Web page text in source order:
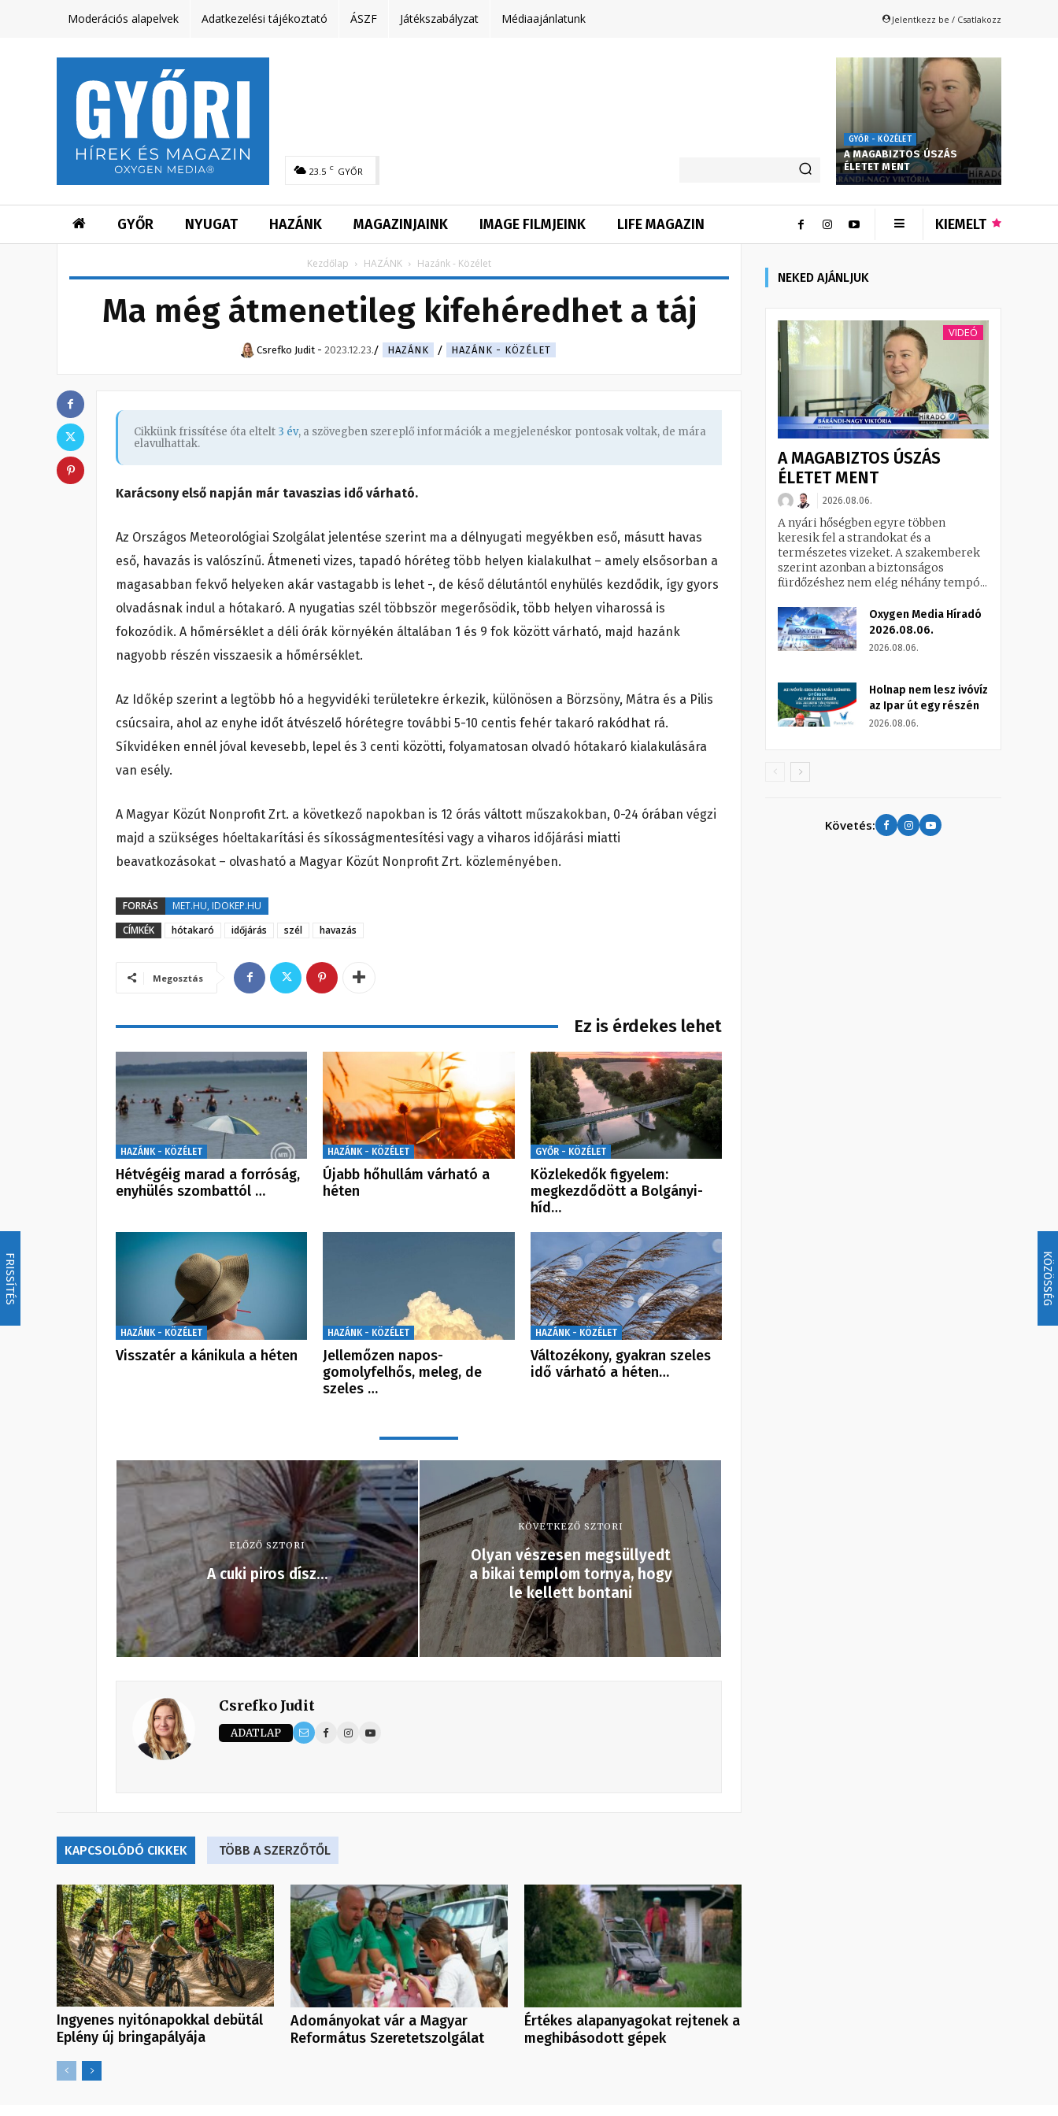
FRISSÍTÉS KÖZÖSSÉG
Moderációs alapelvek Adatkezelési tájékoztató ÁSZF Játékszabályzat Médiaajánlatunk Jelentkezz be / Csatlakozz
23.5 C GYŐR
GYŐR - KÖZÉLET
A MAGABIZTOS ÚSZÁS
ÉLETET MENT
GYŐR NYUGAT HAZÁNK MAGAZINJAINK IMAGE FILMJEINK LIFE MAGAZIN KIEMELT
Kezdőlap HAZÁNK Hazánk - Közélet
Ma még átmenetileg kifehéredhet a táj
Csrefko Judit - 2023.12.23. HAZÁNK HAZÁNK - KÖZÉLET
Cikkünk frissítése óta eltelt 3 év, a szövegben szereplő információk a megjelenéskor pontosak voltak, de mára
elavulhattak.
Karácsony első napján már tavaszias idő várható.
Az Országos Meteorológiai Szolgálat jelentése szerint ma a délnyugati megyékben eső, másutt havas
eső, havazás is valószínű. Átmeneti vizes, tapadó hóréteg több helyen kialakulhat – amely elsősorban a
magasabban fekvő helyeken akár vastagabb is lehet -, de késő délutántól enyhülés kezdődik, így gyors
olvadásnak indul a hótakaró. A nyugatias szél többször megerősödik, több helyen viharossá is
fokozódik. A hőmérséklet a déli órák környékén általában 1 és 9 fok között várható, majd hazánk
nagyobb részén visszaesik a hőmérséklet.
Az Időkép szerint a legtöbb hó a hegyvidéki területekre érkezik, különösen a Börzsöny, Mátra és a Pilis
csúcsaira, ahol az enyhe időt átvészelő hórétegre további 5-10 centis fehér takaró rakódhat rá.
Síkvidéken ennél jóval kevesebb, lepel és 3 centi közötti, folyamatosan olvadó hótakaró kialakulására
van esély.
A Magyar Közút Nonprofit Zrt. a következő napokban is 12 órás váltott műszakokban, 0-24 órában végzi
majd a szükséges hóeltakarítási és síkosságmentesítési vagy a viharos időjárási miatti
beavatkozásokat – olvasható a Magyar Közút Nonprofit Zrt. közleményében.
FORRÁS
MET.HU, IDOKEP.HU
CÍMKÉK
hótakaró időjárás szél havazás
Megosztás
Ez is érdekes lehet
HAZÁNK - KÖZÉLET
Hétvégéig marad a forróság,
enyhülés szombattól …
HAZÁNK - KÖZÉLET
Újabb hőhullám várható a
héten
GYŐR - KÖZÉLET
Közlekedők figyelem:
megkezdődött a Bolgányi-
híd…
HAZÁNK - KÖZÉLET
Visszatér a kánikula a héten
HAZÁNK - KÖZÉLET
Jellemőzen napos-
gomolyfelhős, meleg, de
szeles …
HAZÁNK - KÖZÉLET
Változékony, gyakran szeles
idő várható a héten…
ELŐZŐ SZTORI
A cuki piros dísz…
KÖVETKEZŐ SZTORI
Olyan vészesen megsüllyedt
a bikai templom tornya, hogy
le kellett bontani
Csrefko Judit
ADATLAP
KAPCSOLÓDÓ CIKKEK TÖBB A SZERZŐTŐL
Ingyenes nyitónapokkal debütál
Eplény új bringapályája
Adományokat vár a Magyar
Református Szeretetszolgálat
Értékes alapanyagokat rejtenek a
meghibásodott gépek
NEKED AJÁNLJUK
VIDEÓ
A MAGABIZTOS ÚSZÁS
ÉLETET MENT
2026.08.06.
A nyári hőségben egyre többen
keresik fel a strandokat és a
természetes vizeket. A szakemberek
szerint azonban a biztonságos
fürdőzéshez nem elég néhány tempó...
Oxygen Media Híradó
2026.08.06.
2026.08.06.
Holnap nem lesz ivóvíz
az Ipar út egy részén
2026.08.06.
Követés: